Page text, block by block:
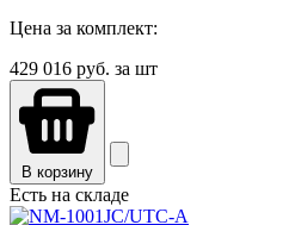
Цена за комплект:
429 016 руб. за шт
В корзину
Есть на складе